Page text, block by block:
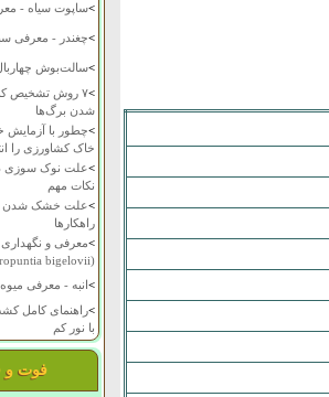
>ساپوت سیاه -
>چغندر - معرفی
>سالت‌بوش
>
۷ روش تشخیص
شدن برگ‌ها
>چطور با آزمایش
خاک کشاورزی را
>علت نوک سوزی
نکات مهم
>
راهکارها
>معرفی و نگهداری
(Cylindropuntia bigelovii)
>انبه - معرفی
>راهنمای کامل
با نور کم
فوت و